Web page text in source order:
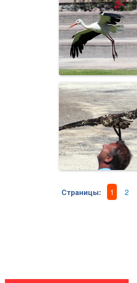
Обгоняя
собственную тень
То взлет, то
посадка.
Страницы: 1 2